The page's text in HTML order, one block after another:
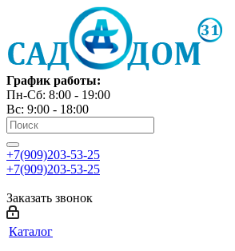
График работы:
Пн-Сб: 8:00 - 19:00
Вс: 9:00 - 18:00
+7(909)203-53-25
+7(909)203-53-25
Заказать звонок
Каталог